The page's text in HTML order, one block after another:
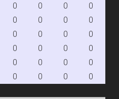
0 0 0 0
0 0 0 0
0 0 0 0
0 0 0 0
0 0 0 0
0 0 0 0